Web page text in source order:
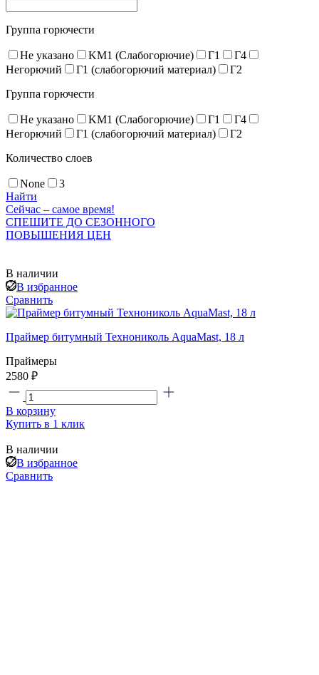
Группа горючести
Не указано KM1 (Слабогорючие) Г1
Г4
Негорючий
Г1 (слабогорючий материал)
Г2
Группа горючести
Не указано KM1 (Слабогорючие) Г1
Г4
Негорючий
Г1 (слабогорючий материал)
Г2
Количество слоев
None
3
Найти
Сейчас – самое время!
СПЕШИТЕ ДО СЕЗОННОГО
ПОВЫШЕНИЯ ЦЕН
В наличии
В избранное
Сравнить
Праймер битумный Технониколь AquaMast, 18 л
Праймеры
2580 ₽
В корзину
Купить в 1 клик
В наличии
В избранное
Сравнить